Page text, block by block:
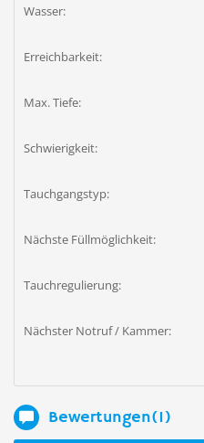
Wasser:
Erreichbarkeit:
Max. Tiefe:
Schwierigkeit:
Tauchgangstyp:
Nächste Füllmöglichkeit:
Tauchregulierung:
Nächster Notruf / Kammer:
Bewertungen(1)